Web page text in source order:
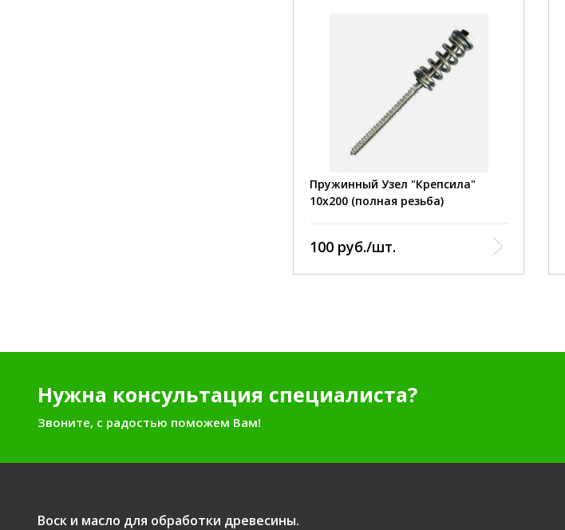
Пружинный Узел "Крепсила"
10х200 (полная резьба)
покрытие:
100 руб./шт.
Нужна консультация специалиста?
Звоните, с радостью поможем Вам!
Воск и масло для обработки древесины.